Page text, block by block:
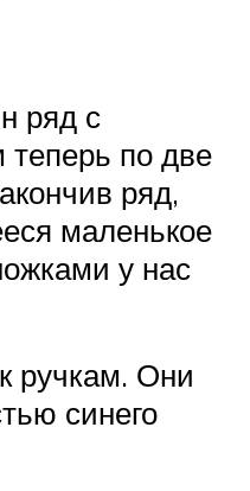
ряд с
по две
ряд,
маленькое
у нас
ручкам. Они
синего